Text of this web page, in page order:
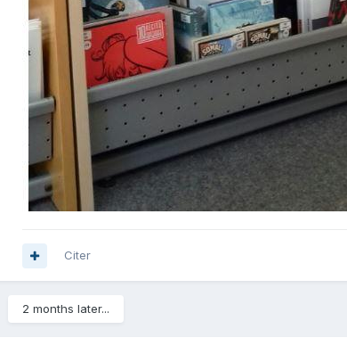
Citer
2 months later...